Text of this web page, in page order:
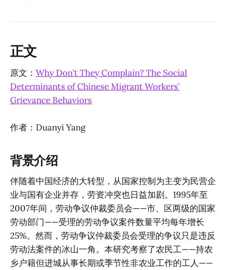
正文
原文： Why Don’t They Complain? The Social
Determinants of Chinese Migrant Workers’
Grievance Behaviors
作者：Duanyi Yang
背景介绍
伴随着中国经济的大转型，从国家控制为主变为民营企
业与国有企业并存，劳资冲突也日益加剧。1995年至
2007年间，劳动争议仲裁委员会——市、区两级的国家
劳动部门——受理的劳动争议案件数量平均每年增长
25%。然而，劳动争议仲裁委员会受理的争议只是违反
劳动法案件的冰山一角。本研究考察了农民工——持农
乡户籍但进城从事长期或季节性非农业工作的工人——